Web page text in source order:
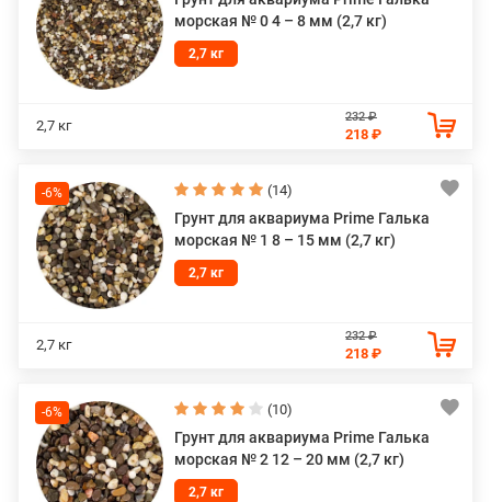
морская № 0 4 – 8 мм (2,7 кг)
2,7 кг
2,7 кг
232 ₽
218 ₽
-6% (14)
Грунт для аквариума Prime Галька
морская № 1 8 – 15 мм (2,7 кг)
2,7 кг
2,7 кг
232 ₽
218 ₽
-6% (10)
Грунт для аквариума Prime Галька
морская № 2 12 – 20 мм (2,7 кг)
2,7 кг